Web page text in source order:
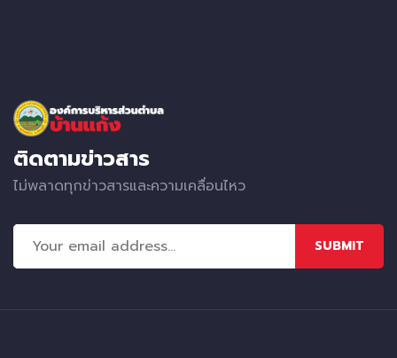
ติดตามข่าวสาร
ไม่พลาดทุกข่าวสารและความเคลื่อนไหว
SUBMIT